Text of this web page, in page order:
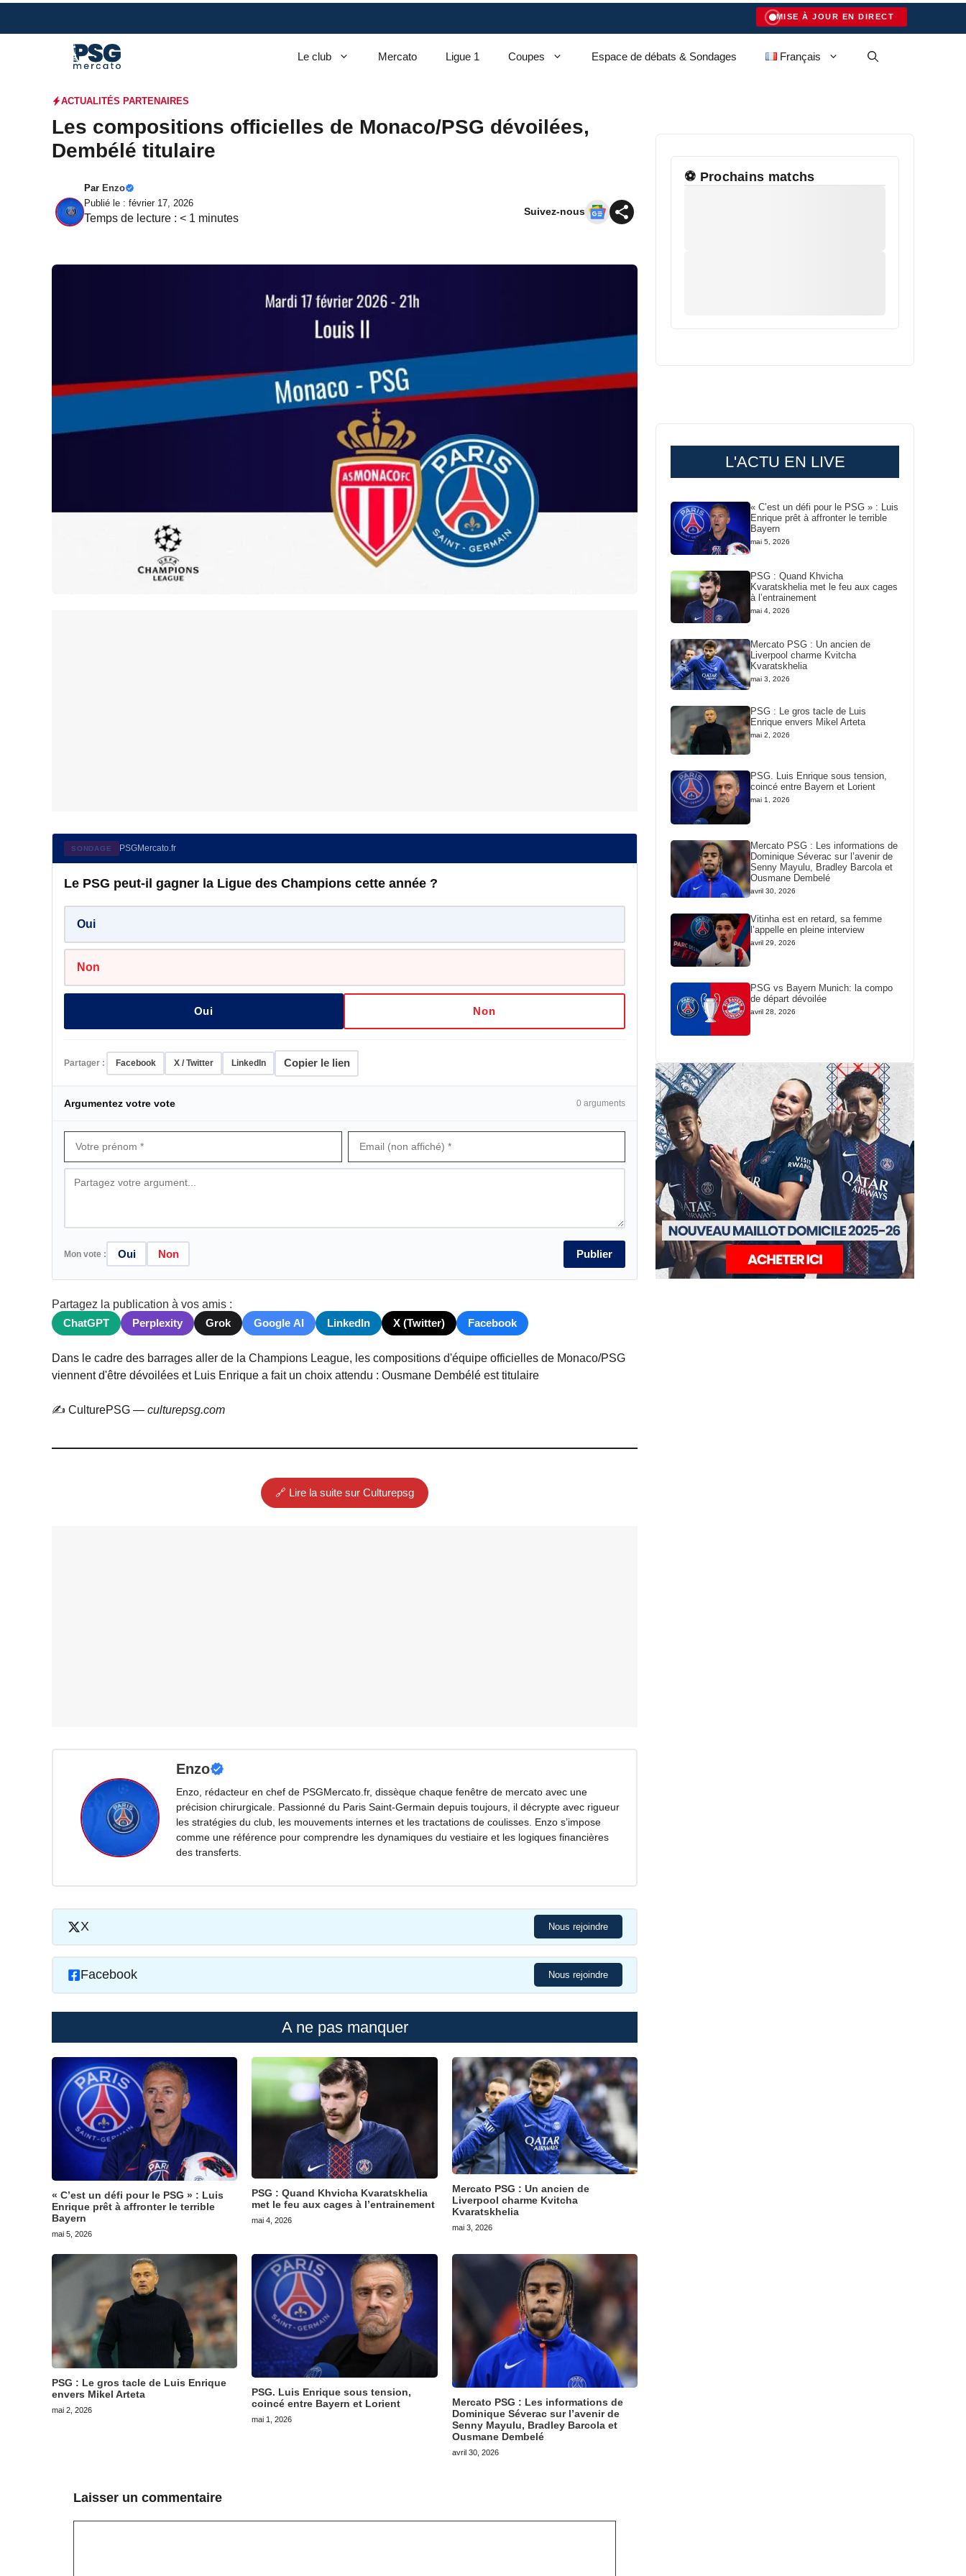
MISE À JOUR EN DIRECT
Le club Mercato Ligue 1 Coupes Espace de débats & Sondages Français
ACTUALITÉS PARTENAIRES
Les compositions officielles de Monaco/PSG dévoilées,
Dembélé titulaire
Par Enzo
Publié le : février 17, 2026
Temps de lecture : < 1 minutes
Suivez-nous
SONDAGE PSGMercato.fr
Le PSG peut-il gagner la Ligue des Champions cette année ?
Oui
Non
Oui Non
Partager : Facebook X / Twitter LinkedIn Copier le lien
Argumentez votre vote 0 arguments
Mon vote : Oui Non Publier
Partagez la publication à vos amis :
ChatGPT
Perplexity Grok Google AI LinkedIn X (Twitter) Facebook
Dans le cadre des barrages aller de la Champions League, les compositions d'équipe officielles de Monaco/PSG
viennent d'être dévoilées et Luis Enrique a fait un choix attendu : Ousmane Dembélé est titulaire
✍️ CulturePSG — culturepsg.com
🔗 Lire la suite sur Culturepsg
Enzo
Enzo, rédacteur en chef de PSGMercato.fr, dissèque chaque fenêtre de mercato avec une
précision chirurgicale. Passionné du Paris Saint-Germain depuis toujours, il décrypte avec rigueur
les stratégies du club, les mouvements internes et les tractations de coulisses. Enzo s’impose
comme une référence pour comprendre les dynamiques du vestiaire et les logiques financières
des transferts.
X Nous rejoindre
Facebook Nous rejoindre
A ne pas manquer
« C’est un défi pour le PSG » : Luis
Enrique prêt à affronter le terrible
Bayern
mai 5, 2026
PSG : Quand Khvicha Kvaratskhelia
met le feu aux cages à l’entrainement
mai 4, 2026
Mercato PSG : Un ancien de
Liverpool charme Kvitcha
Kvaratskhelia
mai 3, 2026
PSG : Le gros tacle de Luis Enrique
envers Mikel Arteta
mai 2, 2026
PSG. Luis Enrique sous tension,
coincé entre Bayern et Lorient
mai 1, 2026
Mercato PSG : Les informations de
Dominique Séverac sur l’avenir de
Senny Mayulu, Bradley Barcola et
Ousmane Dembelé
avril 30, 2026
Laisser un commentaire
⚽ Prochains matchs
L'ACTU EN LIVE
« C’est un défi pour le PSG » : Luis
Enrique prêt à affronter le terrible
Bayern
mai 5, 2026
PSG : Quand Khvicha
Kvaratskhelia met le feu aux cages
à l’entrainement
mai 4, 2026
Mercato PSG : Un ancien de
Liverpool charme Kvitcha
Kvaratskhelia
mai 3, 2026
PSG : Le gros tacle de Luis
Enrique envers Mikel Arteta
mai 2, 2026
PSG. Luis Enrique sous tension,
coincé entre Bayern et Lorient
mai 1, 2026
Mercato PSG : Les informations de
Dominique Séverac sur l’avenir de
Senny Mayulu, Bradley Barcola et
Ousmane Dembelé
avril 30, 2026
Vitinha est en retard, sa femme
l’appelle en pleine interview
avril 29, 2026
PSG vs Bayern Munich: la compo
de départ dévoilée
avril 28, 2026